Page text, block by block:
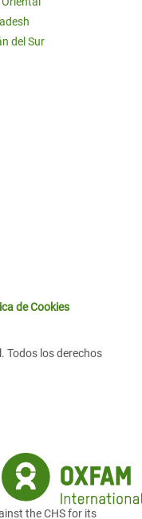
del Sur
de Cookies
Todos los derechos
the CHS for its